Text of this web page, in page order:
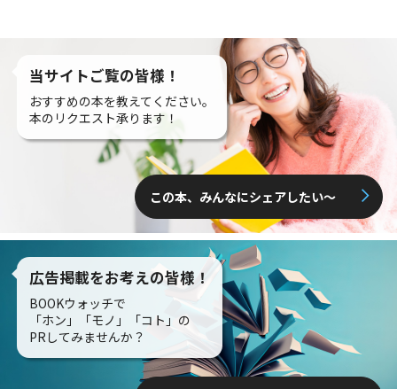
当サイトご覧の皆様！
おすすめの本を教えてください。
本のリクエスト承ります！
この本、みんなにシェアしたい〜
広告掲載をお考えの皆様！
BOOKウォッチで
「ホン」「モノ」「コト」の
PRしてみませんか？